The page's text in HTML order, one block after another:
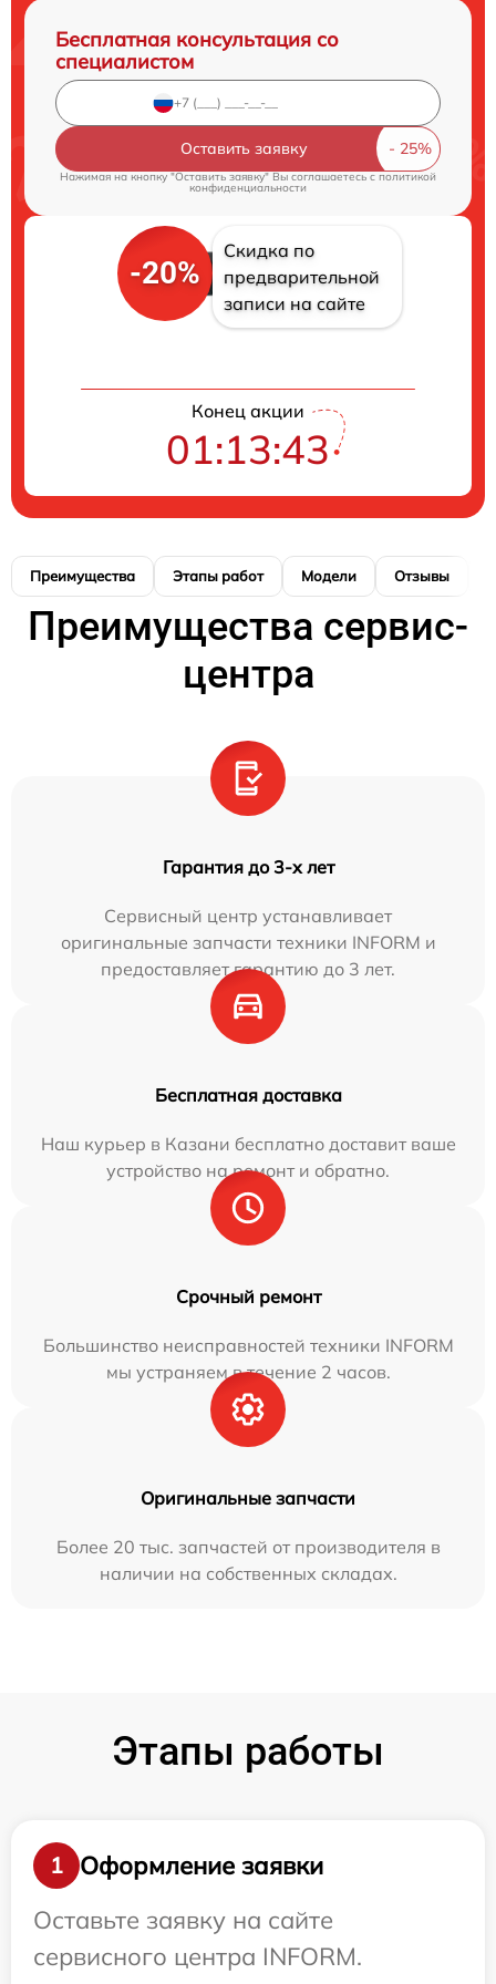
Бесплатная консультация со
специалистом
Оставить заявку
Нажимая на кнопку "Оставить заявку" Вы соглашаетесь cполитикой
конфиденциальности
-20%
Скидка по
предварительной
записи на сайте
Конец акции
01:13:43
Преимущества Этапы работ Модели Отзывы
Преимущества сервис-
центра
Гарантия до 3-х лет
Сервисный центр устанавливает
оригинальные запчасти техники INFORM и
предоставляет гарантию до 3 лет.
Бесплатная доставка
Наш курьер в Казани бесплатно доставит ваше
устройство на ремонт и обратно.
Срочный ремонт
Большинство неисправностей техники INFORM
мы устраняем в течение 2 часов.
Оригинальные запчасти
Более 20 тыс. запчастей от производителя в
наличии на собственных складах.
Этапы работы
1
Оформление заявки
Оставьте заявку на сайте
сервисного центра INFORM.